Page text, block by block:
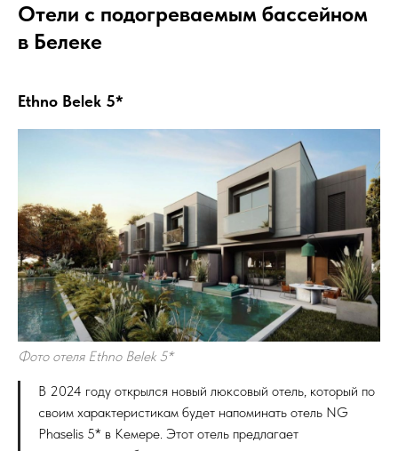
Отели с подогреваемым бассейном
в Белеке
Ethno Belek 5*
Фото отеля Ethno Belek 5*
В 2024 году открылся новый люксовый отель, который по
своим характеристикам будет напоминать отель NG
Phaselis 5* в Кемере. Этот отель предлагает